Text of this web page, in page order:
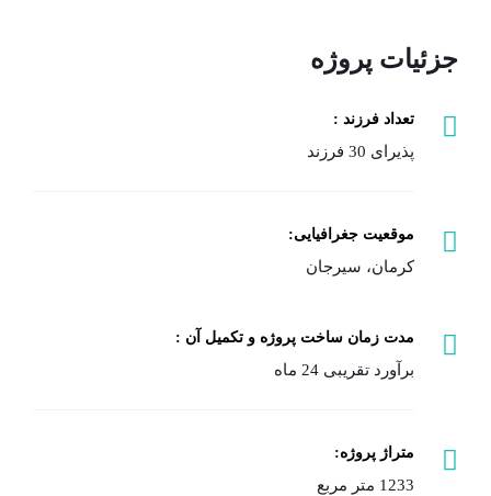
جزئیات پروژه
تعداد فرزند :
پذیرای 30 فرزند
موقعیت جغرافیایی:
کرمان، سیرجان
مدت زمان ساخت پروژه و تکمیل آن :
برآورد تقریبی 24 ماه
متراژ پروژه:
1233 متر مربع